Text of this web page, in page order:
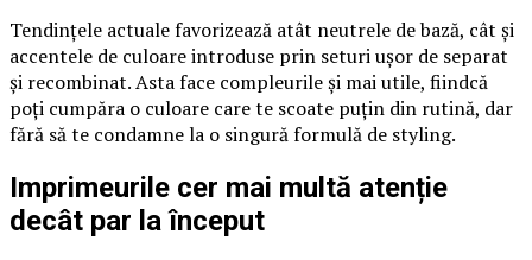
Tendințele actuale favorizează atât neutrele de bază, cât și
accentele de culoare introduse prin seturi ușor de separat
și recombinat. Asta face compleurile și mai utile, fiindcă
poți cumpăra o culoare care te scoate puțin din rutină, dar
fără să te condamne la o singură formulă de styling.
Imprimeurile cer mai multă atenție
decât par la început